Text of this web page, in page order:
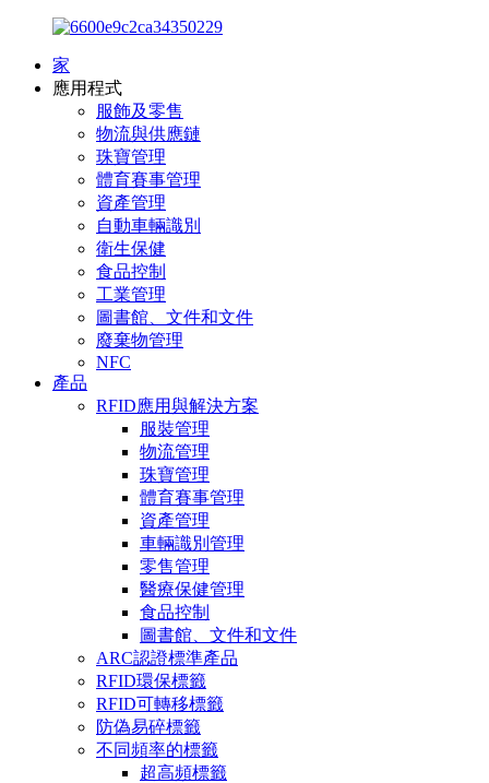
家
應用程式
服飾及零售
物流與供應鏈
珠寶管理
體育賽事管理
資產管理
自動車輛識別
衛生保健
食品控制
工業管理
圖書館、文件和文件
廢棄物管理
NFC
產品
RFID應用與解決方案
服裝管理
物流管理
珠寶管理
體育賽事管理
資產管理
車輛識別管理
零售管理
醫療保健管理
食品控制
圖書館、文件和文件
ARC認證標準產品
RFID環保標籤
RFID可轉移標籤
防偽易碎標籤
不同頻率的標籤
超高頻標籤